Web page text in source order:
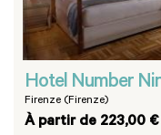
Hotel Number
Firenze (Firenze)
À partir de 223,00